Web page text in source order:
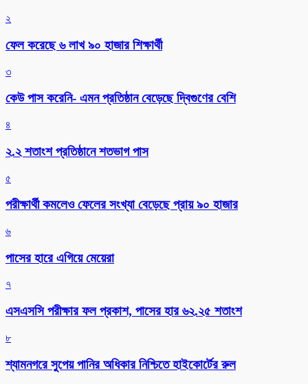
২
ফেল করেছে ৬ লাখ ৯০ হাজার শিক্ষার্থী
৩
কেউ পাস করেনি- এমন প্রতিষ্ঠান বেড়েছে দ্বিগুণের বেশি
৪
২.২ শতাংশ প্রতিষ্ঠানে শতভাগ পাস
৫
পরীক্ষার্থী কমলেও ফেলের সংখ্যা বেড়েছে প্রায় ৯০ হাজার
৬
পাসের হারে এগিয়ে মেয়েরা
৭
এসএসসি পরীক্ষার ফল প্রকাশ, পাসের হার ৬২.২৫ শতাংশ
৮
শ্যামনগরে সুপেয় পানির অধিকার নিশ্চিতে হাইকোর্টের রুল